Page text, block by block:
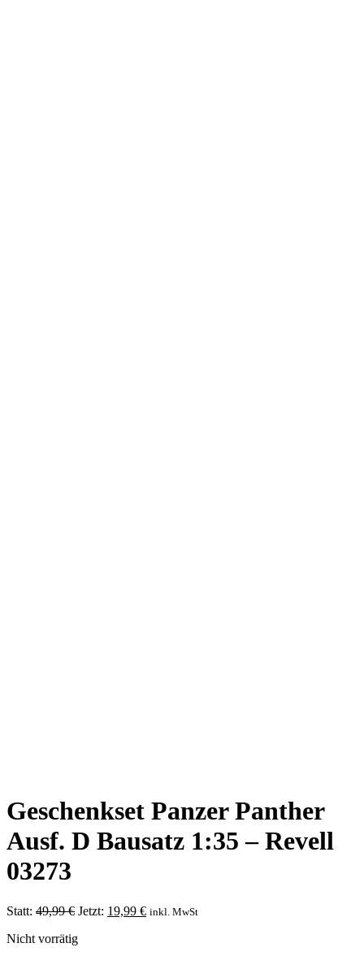
Geschenkset Panzer Panther
Ausf. D Bausatz 1:35 – Revell
03273
Statt: 49,99€ Ursprünglicher
war:
Jetzt: 19,99 €Aktueller
inkl. MwSt
Nicht vorrätig